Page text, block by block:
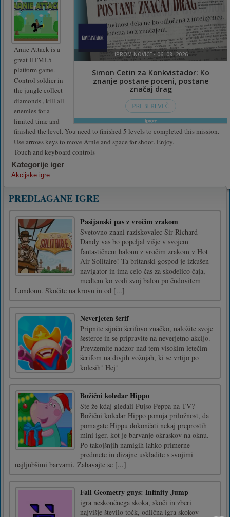
Arnie Attack is a
great HTML5
platform game.
Control soldier in
the jungle collect
diamonds , kill all
enemies for a
limited time and
finished the level. You need to finished 5 levels to completed this mission.
Use arrows keys to move Arnie and space for shoot. Enjoy.
Touch and keyboard controls
Kategorije iger
Akcijske igre
PREDLAGANE IGRE
Pasijanski pas z vročim zrakom
Svetovno znani raziskovalec Sir Richard
Dandy vas bo popeljal višje v svojem
fantastičnem balonu z vročim zrakom v Hot
Air Solitaire! Ta britanski gospod je izkušen
navigator in ima celo čas za skodelico čaja,
medtem ko vodi svoj balon po čudovitem
Londonu. Skočite na krovu in od [...]
Neverjeten šerif
Pripnite sijočo šerifovo značko, naložite svoje
šesterce in se pripravite na neverjetno akcijo.
Prevzemite nadzor nad tem visokim letečim
šerifom na divjih vožnjah, ki se vrtijo po
kolesih! Hej!
Božični koledar Hippo
Ste že kdaj gledali Pujso Peppa na TV?
Božični koledar Hippo ponuja priložnost, da
pomagate Hippu dokončati nekaj preprostih
mini iger, kot je barvanje okraskov na oknu.
Po takojšnjih namigih lahko primerne
predmete in dizajne uskladite s svojimi
najljubšimi barvami. Zabavajte se [...]
Fall Geometry guys: Infinity Jump
igra neskončnega skoka, skoči in zberi
najvišje število točk, odlična igra skokov